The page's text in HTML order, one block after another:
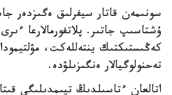
سونىمەن قاتار سيفرلىق ەگىزدەر
ۇشتاسىپ جاتىر. پلاتفورمالارعا
كەڭىستىكتىك ينتەللەكت،
تەحنولوگيالار ەنگىزىلۋدە.
اتالعان ءتاسىلدىڭ تيىمدىلىگى